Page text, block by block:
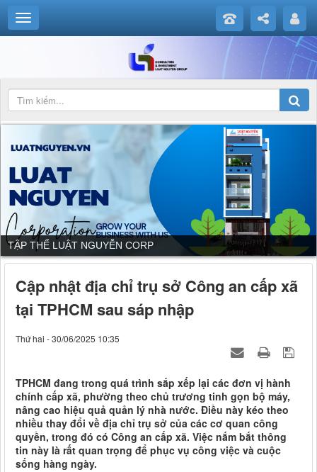
DỊCH VỤ CỦA LUẬT NGUYỄN CORP
Cập nhật địa chỉ trụ sở Công an cấp xã
tại TPHCM sau sáp nhập
Thứ hai - 30/06/2025 10:35
TPHCM đang trong quá trình sắp xếp lại các đơn vị hành
chính cấp xã, phường theo chủ trương tinh gọn bộ máy,
nâng cao hiệu quả quản lý nhà nước. Điều này kéo theo
nhiều thay đổi về địa chỉ trụ sở của các cơ quan công
quyền, trong đó có Công an cấp xã. Việc nắm bắt thông
tin này là rất quan trọng để phục vụ công việc và cuộc
sống hàng ngày.